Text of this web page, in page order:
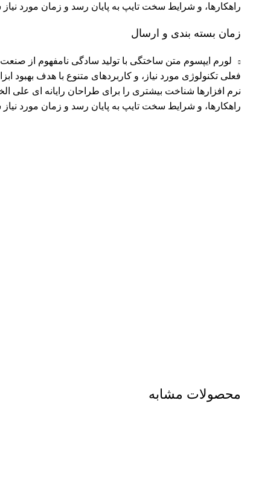
راهکارها، و شرایط سخت تایپ به پایان رسد و زمان مورد
زمان بسته بندی و ارسال
لورم ایپسوم متن ساختگی با تولید سادگی نامفهوم از
فعلی تکنولوژی مورد نیاز، و کاربردهای متنوع با هدف
نرم افزارها شناخت بیشتری را برای طراحان رایانه ای
راهکارها، و شرایط سخت تایپ به پایان رسد و زمان مورد
محصولات مشابه